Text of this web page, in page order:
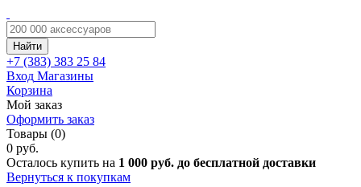
Найти
+7 (383) 383 25 84
Вход Магазины
Корзина
Мой заказ
Оформить заказ
Товары (0)
0 руб.
Осталось купить на 1 000 руб. до бесплатной доставки
Вернуться к покупкам